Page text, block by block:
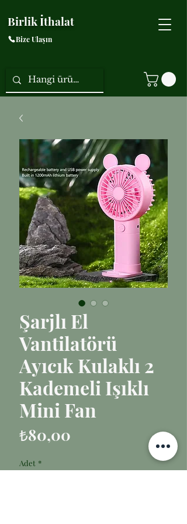
Birlik İthalat
Bize Ulaşın
Şarjlı El
Vantilatörü
Ayıcık Kulaklı 2
Kademeli Işıklı
Mini Fan
₺80,00
Adet *